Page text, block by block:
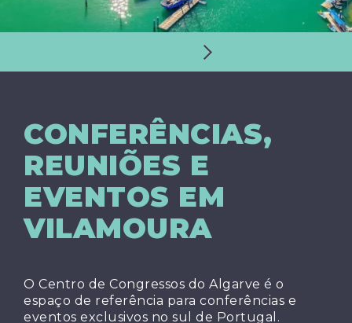
CONFERÊNCIAS,
REUNIÕES E
EVENTOS EM
VILAMOURA
O Centro de Congressos do Algarve é o
espaço de referência para conferências e
eventos exclusivos no sul de Portugal.